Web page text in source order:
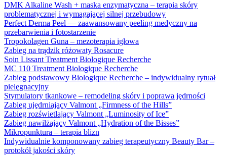
DMK Alkaline Wash + maska enzymatyczna – terapia skóry
problematycznej i wymagającej silnej przebudowy
Perfect Derma Peel — zaawansowany peeling medyczny na
przebarwienia i fotostarzenie
Tropokolagen Guna – mezoterapia igłowa
Zabieg na trądzik różowaty Rosacure
Soin Lissant Treatment Biologique Recherche
MC 110 Treatment Biologique Recherche
Zabieg podstawowy Biologique Recherche – indywidualny rytuał
pielęgnacyjny
Stymulatory tkankowe – remodeling skóry i poprawa jędrności
Zabieg ujędrniający Valmont „Firmness of the Hills”
Zabieg rozświetlający Valmont „Luminosity of Ice”
Zabieg nawilżający Valmont „Hydration of the Bisses”
Mikropunktura – terapia blizn
Indywidualnie komponowany zabieg terapeutyczny Beauty Bar –
protokół jakości skóry